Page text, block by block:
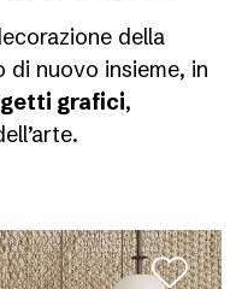
della
di nuovo insieme, in
grafici,